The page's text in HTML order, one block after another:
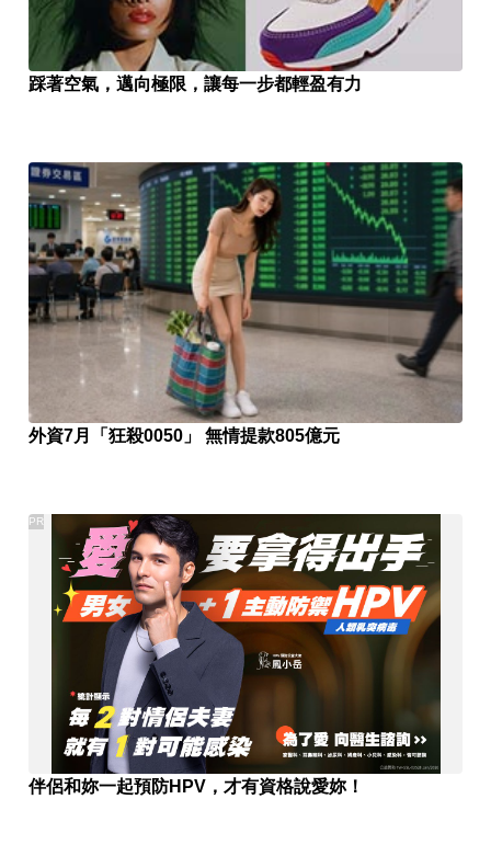
踩著空氣，邁向極限，讓每一步都輕盈有力
外資7月「狂殺0050」 無情提款805億元
伴侶和妳一起預防HPV，才有資格說愛妳！
PR